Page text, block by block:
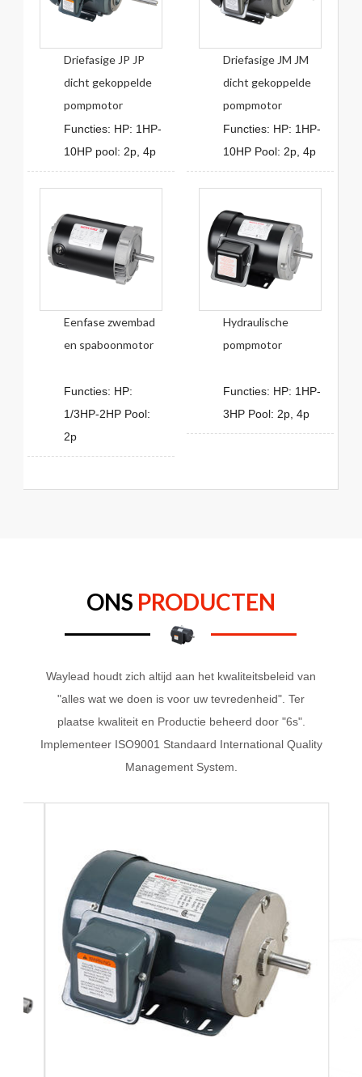
Driefasige JM JM
dicht gekoppelde
pompmotor
Functies: HP: 1HP-
10HP Pool: 2p, 4p
Driefasige JP JP
dicht gekoppelde
pompmotor
Functies: HP: 1HP-
10HP pool: 2p, 4p
Hydraulische
pompmotor
Functies: HP: 1HP-
3HP Pool: 2p, 4p
Eenfase zwembad
en spaboonmotor
Functies: HP:
1/3HP-2HP Pool:
2p
ONS PRODUCTEN
Waylead houdt zich altijd aan het kwaliteitsbeleid van
"alles wat we doen is voor uw tevredenheid". Ter
plaatse kwaliteit en Productie beheerd door "6s".
Implementeer ISO9001 Standaard International Quality
Management System.